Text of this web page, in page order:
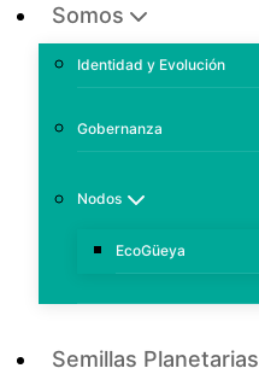
Somos
Identidad y Evolución
Gobernanza
Nodos
EcoGüeya
Semillas Planetarias